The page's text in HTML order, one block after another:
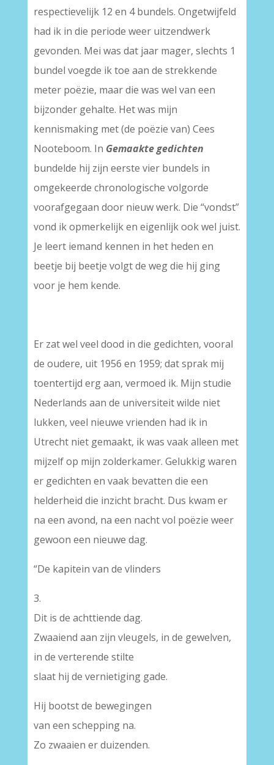
respectievelijk 12 en 4 bundels. Ongetwijfeld
had ik in die periode weer uitzendwerk
gevonden. Mei was dat jaar mager, slechts 1
bundel voegde ik toe aan de strekkende
meter poëzie, maar die was wel van een
bijzonder gehalte. Het was mijn
kennismaking met (de poëzie van) Cees
Nooteboom. In Gemaakte gedichten
bundelde hij zijn eerste vier bundels in
omgekeerde chronologische volgorde
voorafgegaan door nieuw werk. Die “vondst”
vond ik opmerkelijk en eigenlijk ook wel juist.
Je leert iemand kennen in het heden en
beetje bij beetje volgt de weg die hij ging
voor je hem kende.
Er zat wel veel dood in die gedichten, vooral
de oudere, uit 1956 en 1959; dat sprak mij
toentertijd erg aan, vermoed ik. Mijn studie
Nederlands aan de universiteit wilde niet
lukken, veel nieuwe vrienden had ik in
Utrecht niet gemaakt, ik was vaak alleen met
mijzelf op mijn zolderkamer. Gelukkig waren
er gedichten en vaak bevatten die een
helderheid die inzicht bracht. Dus kwam er
na een avond, na een nacht vol poëzie weer
gewoon een nieuwe dag.
“De kapitein van de vlinders
3.
Dit is de achttiende dag.
Zwaaiend aan zijn vleugels, in de gewelven,
in de verterende stilte
slaat hij de vernietiging gade.
Hij bootst de bewegingen
van een schepping na.
Zo zwaaien er duizenden.